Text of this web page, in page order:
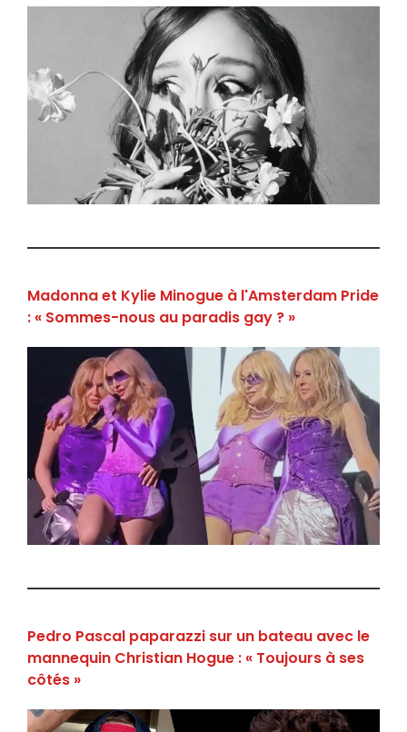
Madonna et Kylie Minogue à l'Amsterdam Pride
: « Sommes-nous au paradis gay ? »
Pedro Pascal paparazzi sur un bateau avec le
mannequin Christian Hogue : « Toujours à ses
côtés »